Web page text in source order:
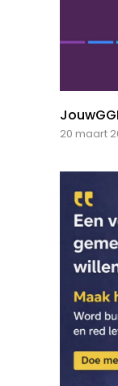
20 maart